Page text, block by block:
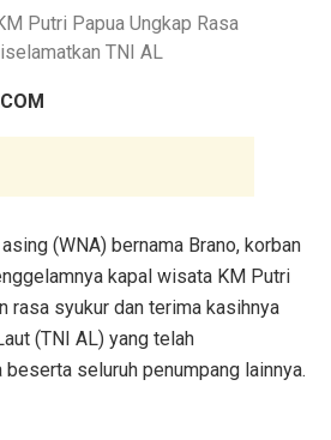
Putri Papua Ungkap Rasa
TNI AL
(WNA) bernama Brano, korban
kapal wisata KM Putri
rasa syukur dan terima kasihnya
(TNI AL) yang telah
seluruh penumpang lainnya.